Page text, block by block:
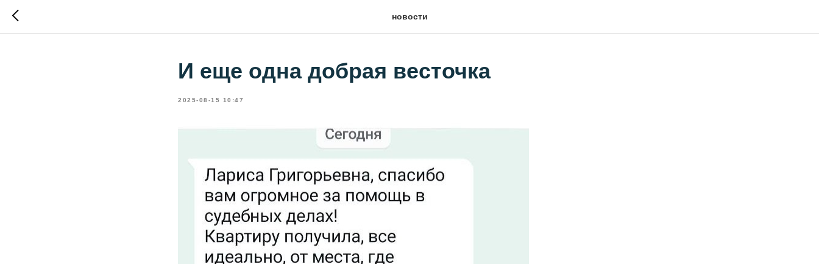
новости
И еще одна добрая весточка
2025-08-15 10:47